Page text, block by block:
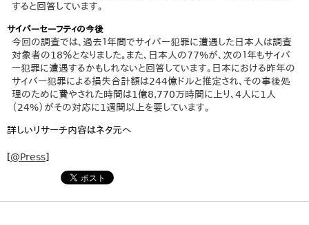
すると回答しています。
サイバーセーフティの今後
今回の調査では、過去１年間でサイバー犯罪に遭遇した日本人は調査
対象者の18％となりました。また、日本人の77%が、次の１年もサイバ
ー犯罪に遭遇するかもしれないと回答しています。日本における昨年の
サイバー犯罪による損失合計額は244億ドルと推定され、その事後処
理のために費やされた時間は1億8,770万時間に上り、4人に1人
（24%）がその対応に1週間以上を要しています。
詳しいリサーチ内容はネタ元へ
[@Press]